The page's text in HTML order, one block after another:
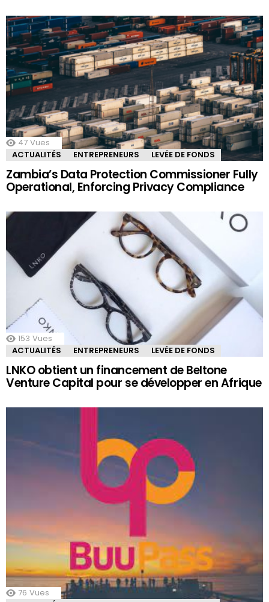
47 Vues
ACTUALITÉS
ENTREPRENEURS LEVÉE DE FONDS
Zambia’s Data Protection Commissioner Fully
Operational, Enforcing Privacy Compliance
153 Vues
ACTUALITÉS
ENTREPRENEURS LEVÉE DE FONDS
LNKO obtient un financement de Beltone
Venture Capital pour se développer en Afrique
76 Vues